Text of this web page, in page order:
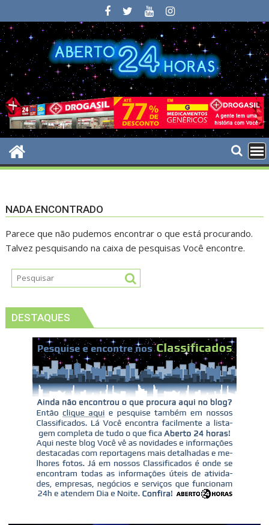
to
content
NADA ENCONTRADO
Parece que não pudemos encontrar o que está procurando.
Talvez pesquisando na caixa de pesquisas Você encontre.
DESTAQUES